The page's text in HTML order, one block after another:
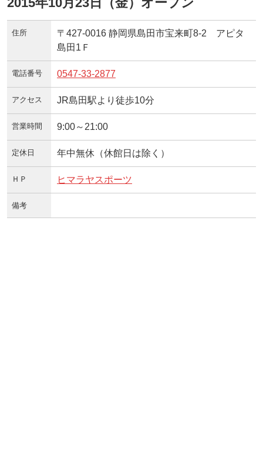
住所
〒427-0016 静岡県島田市宝来町8-2 アピタ
島田1Ｆ
電話番号 0547-33-2877
アクセス JR島田駅より徒歩10分
営業時間 9:00～21:00
定休日 年中無休（休館日は除く）
ＨＰ ヒマラヤスポーツ
備考